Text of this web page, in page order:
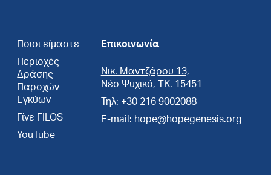
Ποιοι είμαστε
Περιοχές
Δράσης
Παροχών
Εγκύων
Γίνε FILOS
YouTube
Επικοινωνία
Νικ. Μαντζάρου 13,
Νέο Ψυχικό, ΤΚ. 15451
Τηλ: +30 216 9002088
E-mail: hope@hopegenesis.org